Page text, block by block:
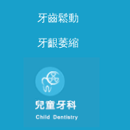
牙齒鬆動
牙齦萎縮